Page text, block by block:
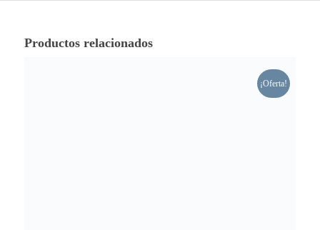
Productos relacionados
¡Oferta!